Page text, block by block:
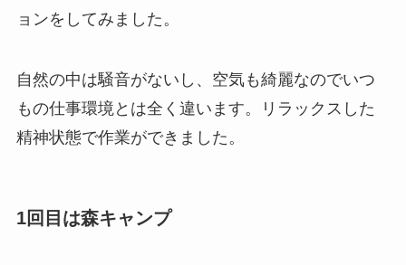
ョンをしてみました。
自然の中は騒音がないし、空気も綺麗なのでいつ
もの仕事環境とは全く違います。
リラックスした
精神状態で作業ができました。
1回目は森キャンプ